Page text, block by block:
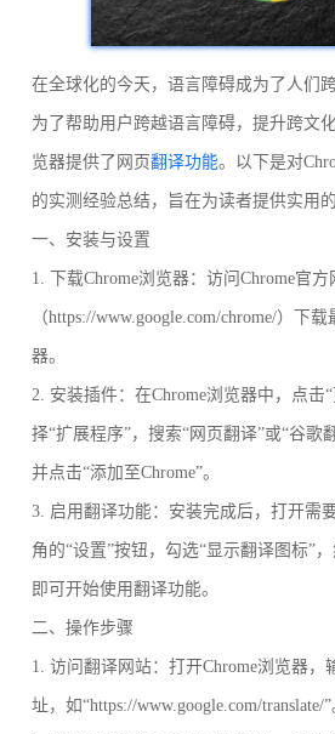
在全球化的今天，语言障碍成为了人们
为了帮助用户跨越语言障碍，提升跨文
览器提供了网页翻译功能。以下是对
的实测经验总结，旨在为读者提供实用
一、安装与设置
1. 下载Chrome浏览器：访问Chrome官方
（https://www.google.com/chrome/）下
器。
2. 安装插件：在Chrome浏览器中，点击
择“扩展程序”，搜索“网页翻译”或“谷歌
并点击“添加至Chrome”。
3. 启用翻译功能：安装完成后，打开需
角的“设置”按钮，勾选“显示翻译图标”，
即可开始使用翻译功能。
二、操作步骤
1. 访问翻译网站：打开Chrome浏览器
址，如“https://www.google.com/translate/”